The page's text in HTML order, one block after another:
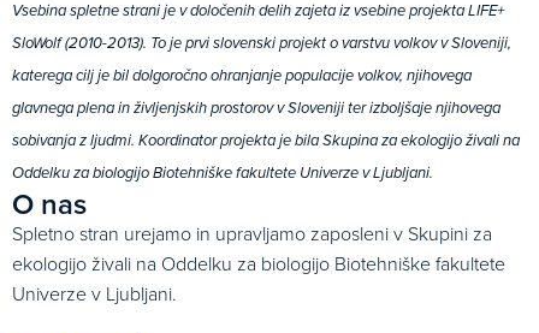
Vsebina spletne strani je v določenih delih zajeta iz vsebine projekta LIFE+
SloWolf (2010-2013). To je prvi slovenski projekt o varstvu volkov v Sloveniji,
katerega cilj je bil dolgoročno ohranjanje populacije volkov, njihovega
glavnega plena in življenjskih prostorov v Sloveniji ter izboljšaje njihovega
sobivanja z ljudmi. Koordinator projekta je bila Skupina za ekologijo živali na
Oddelku za biologijo Biotehniške fakultete Univerze v Ljubljani.
O nas
Spletno stran urejamo in upravljamo zaposleni v Skupini za
ekologijo živali na Oddelku za biologijo Biotehniške fakultete
Univerze v Ljubljani.